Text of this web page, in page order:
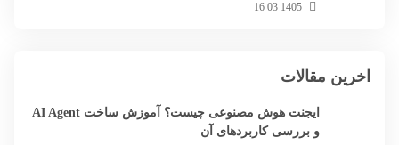
اخرین مقالات
ایجنت هوش مصنوعی چیست؟ آموزش ساخت AI Agent
و بررسی کاربردهای آن
1405 03 16